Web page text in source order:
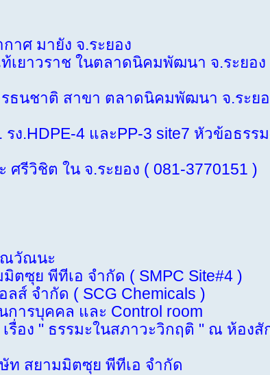
าศ มายัง จ.ระยอง
ราช ในตลาดนิคมพัฒนา จ.ระยอง
าติ สาขา ตลาดนิคมพัฒนา จ.ระยอ
4 และPP-3 site7 หัวข้อธรรม
ต ใน จ.ระยอง ( 081-3770151 )
วัณนะ
ซุย พีทีเอ จำกัด ( SMPC Site#4 )
( SCG Chemicals )
ารบุคคล และ Control room
อง " ธรรมะในสภาวะวิกฤติ " ณ ห้องสั
สยามมิตซุย พีทีเอ จำกัด